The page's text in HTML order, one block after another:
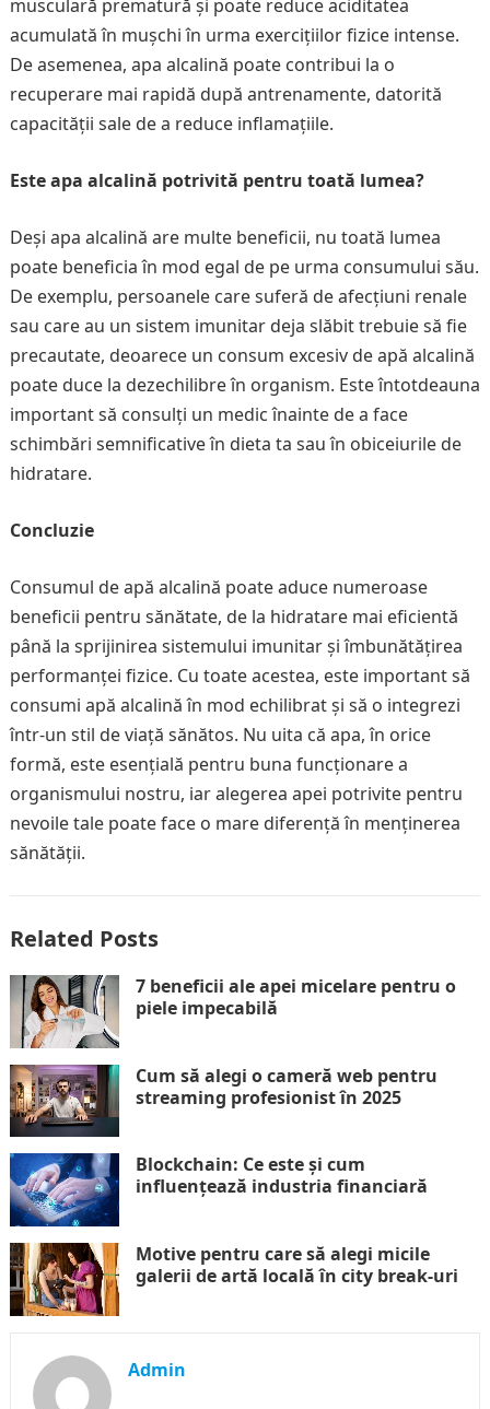
musculară prematură și poate reduce aciditatea
acumulată în mușchi în urma exercițiilor fizice intense.
De asemenea, apa alcalină poate contribui la o
recuperare mai rapidă după antrenamente, datorită
capacității sale de a reduce inflamațiile.
Este apa alcalină potrivită pentru toată lumea?
Deși apa alcalină are multe beneficii, nu toată lumea
poate beneficia în mod egal de pe urma consumului său.
De exemplu, persoanele care suferă de afecțiuni renale
sau care au un sistem imunitar deja slăbit trebuie să fie
precautate, deoarece un consum excesiv de apă alcalină
poate duce la dezechilibre în organism. Este întotdeauna
important să consulți un medic înainte de a face
schimbări semnificative în dieta ta sau în obiceiurile de
hidratare.
Concluzie
Consumul de apă alcalină poate aduce numeroase
beneficii pentru sănătate, de la hidratare mai eficientă
până la sprijinirea sistemului imunitar și îmbunătățirea
performanței fizice. Cu toate acestea, este important să
consumi apă alcalină în mod echilibrat și să o integrezi
într-un stil de viață sănătos. Nu uita că apa, în orice
formă, este esențială pentru buna funcționare a
organismului nostru, iar alegerea apei potrivite pentru
nevoile tale poate face o mare diferență în menținerea
sănătății.
Related Posts
7 beneficii ale apei micelare pentru o
piele impecabilă
Cum să alegi o cameră web pentru
streaming profesionist în 2025
Blockchain: Ce este și cum
influențează industria financiară
Motive pentru care să alegi micile
galerii de artă locală în city break-uri
Admin